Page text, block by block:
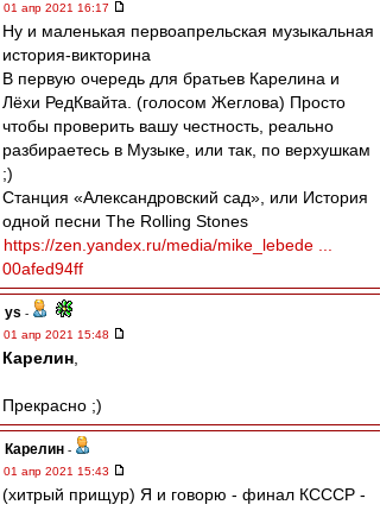
01 апр 2021 16:17
Ну и маленькая первоапрельская музыкальная
история-викторина
В первую очередь для братьев Карелина и
Лёхи РедКвайта. (голосом Жеглова) Просто
чтобы проверить вашу честность, реально
разбираетесь в Музыке, или так, по верхушкам
;)
Станция «Александровский сад», или История
одной песни The Rolling Stones
https://zen.yandex.ru/media/mike_lebede ...
00afed94ff
ys -
01 апр 2021 15:48
Карелин
Прекрасно ;)
Карелин -
01 апр 2021 15:43
(хитрый прищур) Я и говорю - финал КСССР -